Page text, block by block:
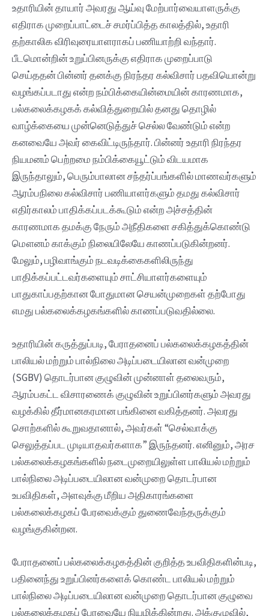
உதாரியின் தாயார் அவரது ஆய்வு மேற்பார்வையாளருக்கு
எதிராக முறைப்பாட்டைச் சமர்ப்பித்த காலத்தில், உதாரி
தற்காலிக விரிவுரையாளராகப் பணியாற்றி வந்தார்.
பீடமொன்றின் உறுப்பினருக்கு எதிராக முறைப்பாடு
செய்ததன் பின்னர் தனக்கு நிரந்தர கல்விசார் பதவியொன்று
வழங்கப்படாது என்ற நம்பிக்கையின்மையின் காரணமாக,
பல்கலைக்கழகக் கல்வித்துறையில் தனது தொழில்
வாழ்க்கையை முன்னெடுத்துச் செல்ல வேண்டும் என்ற
கனவையே அவர் கைவிட்டிருந்தார். பின்னர் உதாரி நிரந்தர
நியமனம் பெற்றமை நம்பிக்கையூட்டும் விடயமாக
இருந்தாலும், பெரும்பாலான சந்தர்ப்பங்களில் மாணவர்களும்
ஆரம்பநிலை கல்விசார் பணியாளர்களும் தமது கல்விசார்
எதிர்காலம் பாதிக்கப்படக்கூடும் என்ற அச்சத்தின்
காரணமாக தமக்கு நேரும் அநீதிகளை சகித்துக்கொண்டு
மௌனம் காக்கும் நிலையிலேயே காணப்படுகின்றனர்.
மேலும், பழிவாங்கும் நடவடிக்கைகளிலிருந்து
பாதிக்கப்பட்டவர்களையும் சாட்சியாளர்களையும்
பாதுகாப்பதற்கான போதுமான செயன்முறைகள் தற்போது
எமது பல்கலைக்கழகங்களில் காணப்படுவதில்லை.
உதாரியின் கருத்துப்படி, பேராதனைப் பல்கலைக்கழகத்தின்
பாலியல் மற்றும் பால்நிலை அடிப்படையிலான வன்முறை
(SGBV) தொடர்பான குழுவின் முன்னாள் தலைவரும்,
ஆரம்பகட்ட விசாரணைக் குழுவின் உறுப்பினர்களும் அவரது
வழக்கில் தீர்மானகரமான பங்கினை வகித்தனர். அவரது
சொற்களில் கூறுவதானால், அவர்கள் “செல்வாக்கு
செலுத்தப்பட முடியாதவர்களாக” இருந்தனர். எனினும், அரச
பல்கலைக்கழகங்களில் நடைமுறையிலுள்ள பாலியல் மற்றும்
பால்நிலை அடிப்படையிலான வன்முறை தொடர்பான
உபவிதிகள், அளவுக்கு மீறிய அதிகாரங்களை
பல்கலைக்கழகப் பேரவைக்கும் துணைவேந்தருக்கும்
வழங்குகின்றன.
பேராதனைப் பல்கலைக்கழகத்தின் குறித்த உபவிதிகளின்படி,
பதினைந்து உறுப்பினர்களைக் கொண்ட பாலியல் மற்றும்
பால்நிலை அடிப்படையிலான வன்முறை தொடர்பான குழுவை
பல்கலைக்கழகப் பேரவையே நியமிக்கின்றது. அக்குழுவில்,